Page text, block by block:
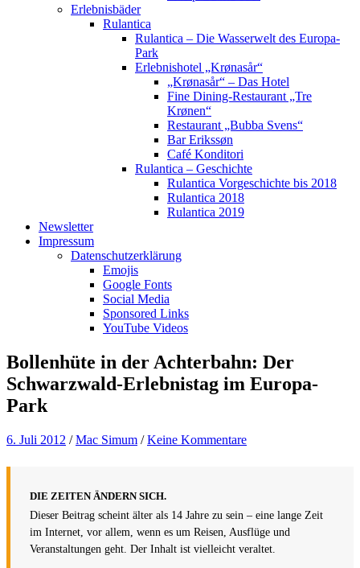
Erlebnisbäder
Rulantica
Rulantica – Die Wasserwelt des Europa-
Park
Erlebnishotel „Krønasår“
„Krønasår“ – Das Hotel
Fine Dining-Restaurant „Tre
Krønen“
Restaurant „Bubba Svens“
Bar Erikssøn
Café Konditori
Rulantica – Geschichte
Rulantica Vorgeschichte bis 2018
Rulantica 2018
Rulantica 2019
Newsletter
Impressum
Datenschutzerklärung
Emojis
Google Fonts
Social Media
Sponsored Links
YouTube Videos
Bollenhüte in der Achterbahn: Der
Schwarzwald-Erlebnistag im Europa-
Park
6. Juli 2012 /Mac Simum /Keine Kommentare
DIE ZEITEN ÄNDERN SICH.
Dieser Beitrag scheint älter als 14 Jahre zu sein – eine lange Zeit
im Internet, vor allem, wenn es um Reisen, Ausflüge und
Veranstaltungen geht. Der Inhalt ist vielleicht veraltet.